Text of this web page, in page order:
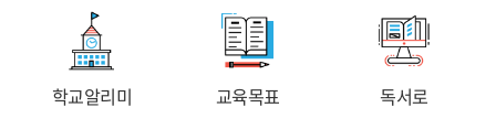
여름방학
여름방학
08
여름방학
학교알리미 교육목표 독서로